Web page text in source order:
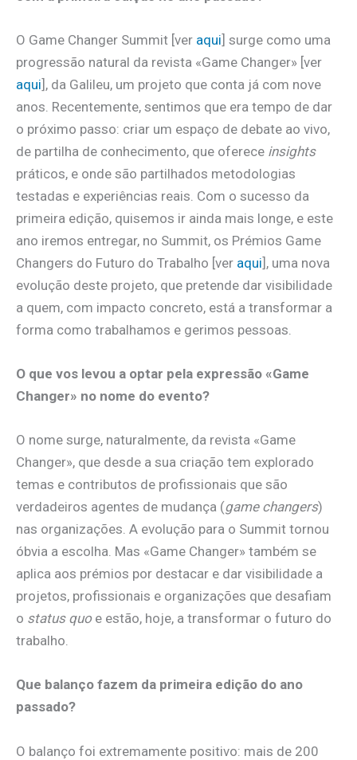
O Game Changer Summit [ver aqui] surge como uma
progressão natural da revista «Game Changer» [ver
aqui], da Galileu, um projeto que conta já com nove
anos. Recentemente, sentimos que era tempo de dar
o próximo passo: criar um espaço de debate ao vivo,
de partilha de conhecimento, que oferece insights
práticos, e onde são partilhados metodologias
testadas e experiências reais. Com o sucesso da
primeira edição, quisemos ir ainda mais longe, e este
ano iremos entregar, no Summit, os Prémios Game
Changers do Futuro do Trabalho [ver aqui], uma nova
evolução deste projeto, que pretende dar visibilidade
a quem, com impacto concreto, está a transformar a
forma como trabalhamos e gerimos pessoas.
O que vos levou a optar pela expressão «Game
Changer» no nome do evento?
O nome surge, naturalmente, da revista «Game
Changer», que desde a sua criação tem explorado
temas e contributos de profissionais que são
verdadeiros agentes de mudança (game changers)
nas organizações. A evolução para o Summit tornou
óbvia a escolha. Mas «Game Changer» também se
aplica aos prémios por destacar e dar visibilidade a
projetos, profissionais e organizações que desafiam
o status quoe estão, hoje, a transformar o futuro do
trabalho.
Que balanço fazem da primeira edição do ano
passado?
O balanço foi extremamente positivo: mais de 200